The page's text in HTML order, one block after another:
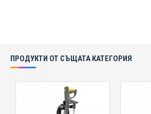
ПРОДУКТИ ОТ СЪЩАТА КАТЕГОРИЯ